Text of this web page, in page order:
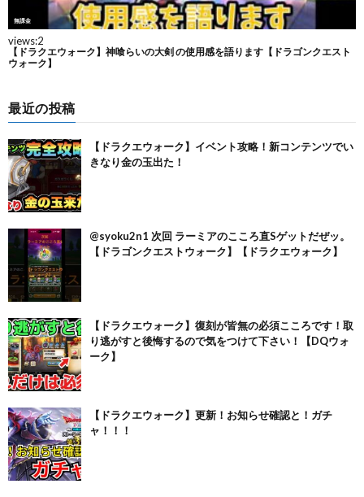
最近の投稿
【ドラクエウォーク】イベント攻略！新コンテンツでい
きなり金の玉出た！
@syoku2n1 次回 ラーミアのこころ直Sゲットだぜッ。
【ドラゴンクエストウォーク】【ドラクエウォーク】
【ドラクエウォーク】復刻が皆無の必須こころです！取
り逃がすと後悔するので気をつけて下さい！【DQウォ
ーク】
【ドラクエウォーク】更新！お知らせ確認と！ガチ
ャ！！！